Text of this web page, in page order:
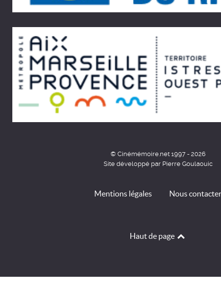
© Cinémémoire.net 1997 - 2026
Site développé par Pierre Goulaouic
Mentions légales Nous contacter
Haut de page